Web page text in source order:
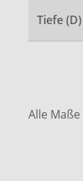
Tiefe (D)
Alle